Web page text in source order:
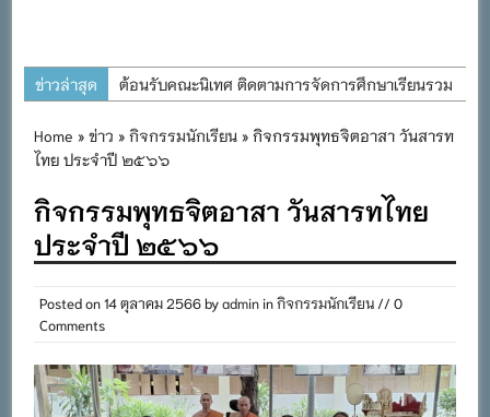
ข่าวล่าสุด
ต้อนรับคณะนิเทศ ติดตามการจัดการศึกษาเรียนรวม
การอบรมการจัดทำแผนพัฒนาการจัดการศึกษาและ
สำนักงานเขตพื้นที่การศึกษาประถมศึกษาภูเก็ต
พิธีถวายเครื่องราชสักการะ วางพานพุ่ม และจุด
พระชนมพรรษา พระบาทสมเด็จพระเจ้าอยู่หัว ๒๘
กิจกรรมถวายเทียนพรรษา สืบสานพระพุทธศาสนา
เนื่องในวันอาสาฬหบูชาและวันเข้าพรรษา
Home »ข่าว »กิจกรรมนักเรียน » กิจกรรมพุทธจิตอาสา วันสารท
ไทย ประจำปี ๒๕๖๖
กิจกรรมพุทธจิตอาสา วันสารทไทย
ประจำปี ๒๕๖๖
Posted on14 ตุลาคม 2566byadmininกิจกรรมนักเรียน // 0
Comments